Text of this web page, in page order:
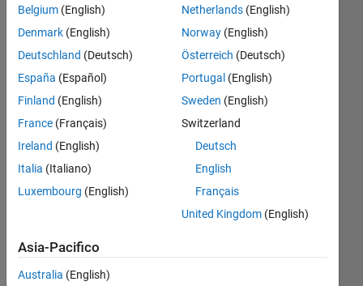
Support
Team
2012
3
Risposte
accettata
Aggiornato
43
Visualizzazioni
(30 giorni)
Belgium (English)
Denmark (English)
Deutschland (Deutsch)
España (Español)
Finland (English)
France (Français)
Ireland (English)
Italia (Italiano)
Luxembourg (English)
Netherlands(English)
Norway(English)
Österreich (Deutsch)
Portugal (English)
Sweden (English)
Switzerland
Deutsch
English
Français
United Kingdom(English)
Asia-Pacifico
Australia (English)